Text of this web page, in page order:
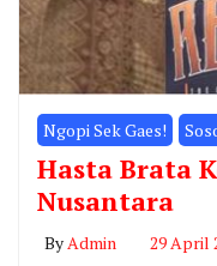
Ngopi Sek Gaes!
Hasta Brata
Nusantara
ByAdmin 29 April